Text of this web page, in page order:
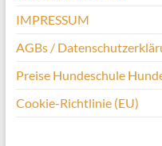
IMPRESSUM
AGBs /
Preise Hundeschule
Cookie-Richtlinie (EU)